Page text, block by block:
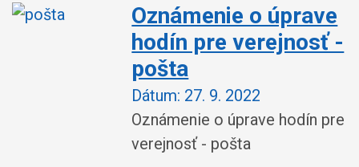
Oznámenie o úprave
hodín pre verejnosť -
pošta
Dátum: 27. 9. 2022
Oznámenie o úprave hodín pre
verejnosť - pošta